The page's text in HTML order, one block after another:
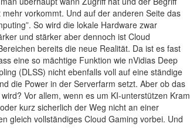
mehr vorkommt. Und auf der anderen Seite das
So wird die lokale Hardware zwar
und stärker aber dennoch ist Cloud
bereits die neue Realität. Da ist es fast
eine so mächtige Funktion wie nVidias Deep
(DLSS) nicht ebenfalls voll auf eine ständige
die Power in der Serverfarm setzt. Aber ob das
Vor allem, wenn es um KI-unterstützen Kram
kurz sicherlich der Weg nicht an einer
gleich vollständiges Cloud Gaming vorbei. Und